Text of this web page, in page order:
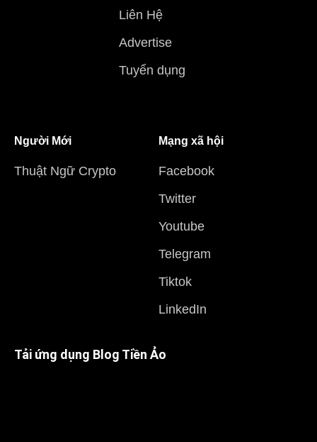
Liên Hệ
Advertise
Tuyển dụng
Người Mới
Thuật Ngữ Crypto
Mạng xã hội
Facebook
Twitter
Youtube
Telegram
Tiktok
LinkedIn
Tải ứng dụng Blog Tiền Ảo